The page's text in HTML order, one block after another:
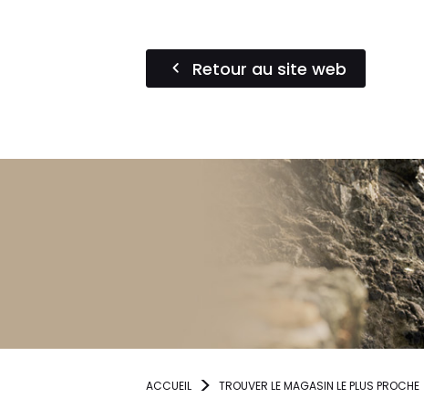
Retour au site web
ACCUEIL TROUVER LE MAGASIN LE PLUS PROCHE